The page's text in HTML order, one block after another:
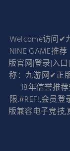
Welcome访问✔
NINE GAME推
版官网|登录|入
称：九游网✔正
18年信誉推
限.#REF!,会员
版兼容电子竞技